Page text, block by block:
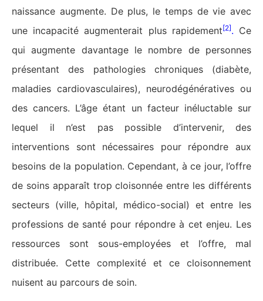
naissance augmente. De plus, le temps de vie avec
une incapacité augmenterait plus rapidement[2]. Ce
qui augmente davantage le nombre de personnes
présentant des pathologies chroniques (diabète,
maladies cardiovasculaires), neurodégénératives ou
des cancers. L’âge étant un facteur inéluctable sur
lequel il n’est pas possible d’intervenir, des
interventions sont nécessaires pour répondre aux
besoins de la population. Cependant, à ce jour, l’offre
de soins apparaît trop cloisonnée entre les différents
secteurs (ville, hôpital, médico-social) et entre les
professions de santé pour répondre à cet enjeu. Les
ressources sont sous-employées et l’offre, mal
distribuée. Cette complexité et ce cloisonnement
nuisent au parcours de soin.